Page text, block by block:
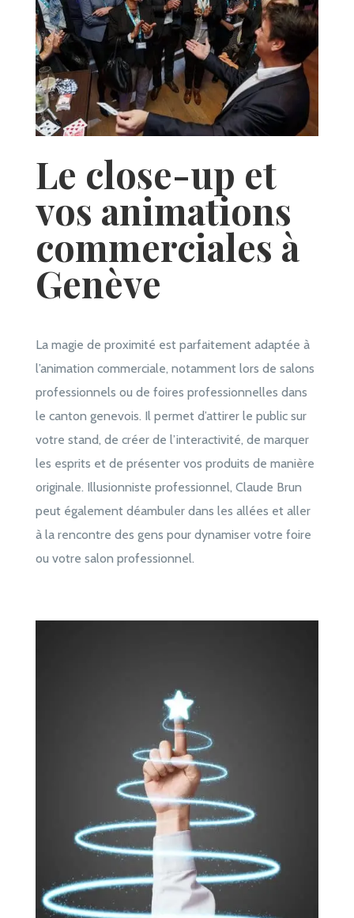
Le close-up et
vos animations
commerciales à
Genève
La magie de proximité est parfaitement adaptée à
l’animation commerciale, notamment lors de salons
professionnels ou de foires professionnelles dans
le canton genevois. Il permet d’attirer le public sur
votre stand, de créer de l’interactivité, de marquer
les esprits et de présenter vos produits de manière
originale. Illusionniste professionnel, Claude Brun
peut également déambuler dans les allées et aller
à la rencontre des gens pour dynamiser votre foire
ou votre salon professionnel.